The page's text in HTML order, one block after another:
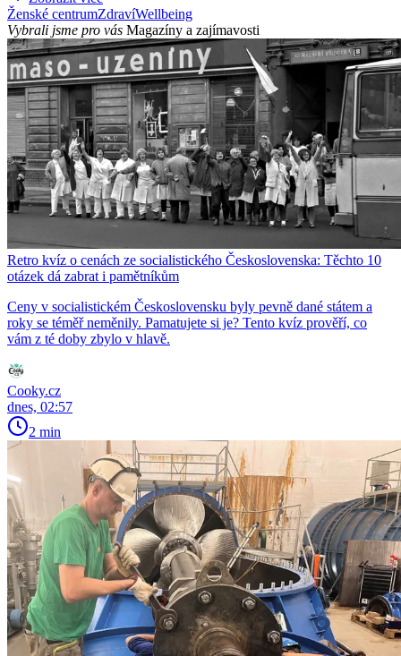
Ženské centrumZdravíWellbeing
Vybrali jsme pro vás Magazíny a zajímavosti
Retro kvíz o cenách ze socialistického Československa: Těchto 10
otázek dá zabrat i pamětníkům
Ceny v socialistickém Československu byly pevně dané státem a
roky se téměř neměnily. Pamatujete si je? Tento kvíz prověří, co
vám z té doby zbylo v hlavě.
Cooky.cz
dnes, 02:57
2 min